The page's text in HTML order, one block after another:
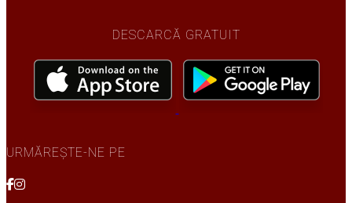
DESCARCĂ GRATUIT
URMĂREȘTE-NE PE